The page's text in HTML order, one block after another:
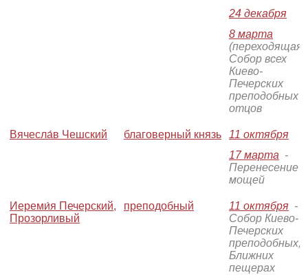
24 декабря
8 марта
(переходящая)
Собор всех
Киево-
Печерских
преподобных
отцов
Вячесла́в Чешский благоверный князь
11 октября
17 марта -
Перенесение
мощей
Иереми́я Печерский,
Прозорливый
преподобный 11 октября -
Собор Киево-
Печерских
преподобных,
Ближних
пещерах